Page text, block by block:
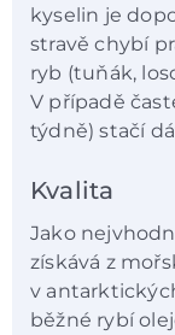
kyselin je
stravě chybí
ryb (tuňák,
V případě
týdně) stačí
Kvalita
Jako
získává z
v
běžné rybí